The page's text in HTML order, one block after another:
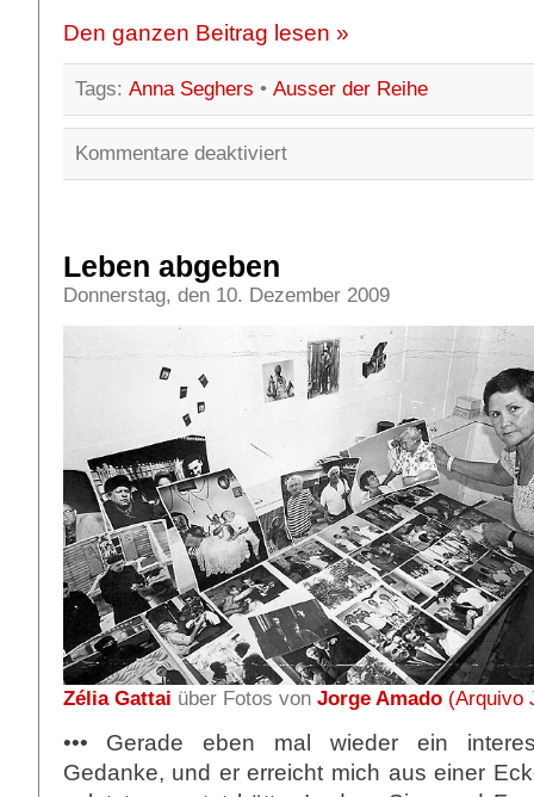
Den ganzen Beitrag lesen »
Tags: Anna Seghers • Ausser der Reihe
Kommentare deaktiviertfür
Leben abgeben
Donnerstag, den 10. Dezember 2009
Zélia Gattai über Fotos von Jorge Amado (Arquivo
••• Gerade eben mal wieder ein
Gedanke, und er erreicht mich aus einer